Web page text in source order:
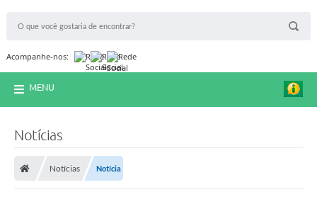
Acompanhe-nos:
MENU
Notícias
Notícias Notícia